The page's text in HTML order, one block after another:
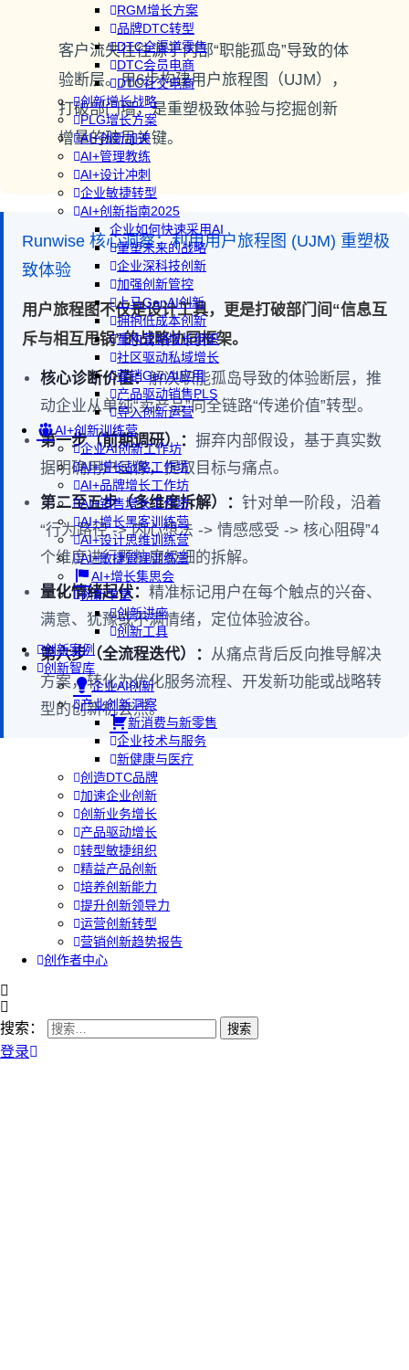
RGM增长方案
品牌DTC转型
DTC全渠道零售
DTC会员电商
DTC社交电商
创新增长战略
PLG增长方案
AI+创新加速
AI+管理教练
AI+设计冲刺
企业敏捷转型
AI+创新指南2025
企业如何快速采用AI
重塑未来的战略
企业深科技创新
加强创新管控
上马GenAI创新
拥抱低成本创新
重构营销增长组织
社区驱动私域增长
营销GenAI应用
产品驱动销售PLS
导入创新运营
AI+创新训练营
企业AI创新工作坊
AI+增长战略工作坊
AI+品牌增长工作坊
AI+销售增长工作坊
AI+增长黑客训练营
AI+设计思维训练营
AI+敏捷管理训练营
AI+增长集思会
创新学堂
创新讲座
创新工具
创新案例
创新智库
企业AI创新
产业创新洞察
新消费与新零售
企业技术与服务
新健康与医疗
创造DTC品牌
加速企业创新
创新业务增长
产品驱动增长
转型敏捷组织
精益产品创新
培养创新能力
提升创新领导力
运营创新转型
营销创新趋势报告
创作者中心
搜索：
登录
客户流失往往源于内部“职能孤岛”导致的体
验断层。用6步构建用户旅程图（UJM），
打破部门墙，是重塑极致体验与挖掘创新
增量的破局关键。
Runwise 核心洞察：利用用户旅程图 (UJM) 重塑极
致体验
用户旅程图不仅是设计工具，更是打破部门间“信息互
斥与相互甩锅”的战略协同框架。
核心诊断价值：解决职能孤岛导致的体验断层，推
动企业从单纯“卖产品”向全链路“传递价值”转型。
第一步（前期调研）： 摒弃内部假设，基于真实数
据明确用户画像，提取目标与痛点。
第二至五步（多维度拆解）： 针对单一阶段，沿着
“行为路径 -> 内心想法 -> 情感感受 -> 核心阻碍”4
个维度进行颗粒度极细的拆解。
量化情绪起伏： 精准标记用户在每个触点的兴奋、
满意、犹豫或不满情绪，定位体验波谷。
第六步（全流程迭代）：
从痛点背后反向推导解决
方案，转化为优化服务流程、开发新功能或战略转
型的创新机会点。